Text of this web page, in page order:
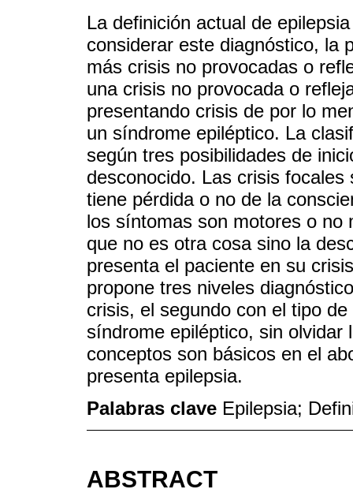
La definición actual de
considerar este diagnóstico, la
más crisis no provocadas o
una crisis no provocada o
presentando crisis de por lo
un síndrome epiléptico. La
según tres posibilidades de
desconocido. Las crisis
tiene pérdida o no de la
los síntomas son motores o no
que no es otra cosa sino la
presenta el paciente en su
propone tres niveles
crisis, el segundo con el tipo
síndrome epiléptico, sin
conceptos son básicos en el
presenta epilepsia.
Palabras clave Epilepsia;
ABSTRACT